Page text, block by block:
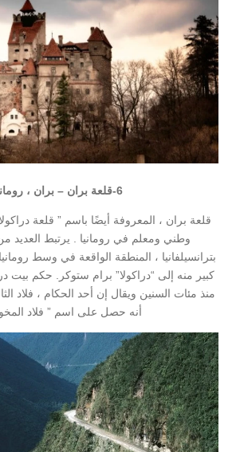
6-قلعة بران – بران ، رومانيا
قلعة بران ، المعروفة أيضًا باسم ” قلعة
وطني ومعلم في رومانيا . يرتبط العديد
بترانسيلفانيا ، المنطقة الواقعة في وسط
كبير منه إلى “دراكولا” برام ستوكر. حكم بيت
منذ مئات السنين ويقال إن أحد الحكام ، فلاد
أنه حصل على اسم ” فلاد